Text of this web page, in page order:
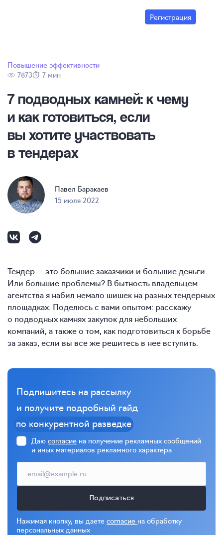
Регистрация
Повышение эффективности
7873
7 мин
7 подводных камней: к чему
и как готовиться, если
вы хотите участвовать
в тендерах
Павел Баракаев
15 июля 2022
Тендер — это большие заказчики и большие деньги.
Или большие проблемы? В бытность владельцем
агентства я набил немало шишек на разных тендерных
площадках. Поделюсь с вами опытом: расскажу
о подводных камнях закупок для небольших
компаний, а также о том, как подготовиться к борьбе
за заказ, если вы все же решитесь в нее вступить.
Подпишитесь на рассылку
и получите подробный гайд
по конкурентной разведке
Даю согласие на получение рекламных сообщений
и иных материалов рекламного характера
Подписаться
Нажимая кнопку, вы даете согласие на обработку
персональных данных